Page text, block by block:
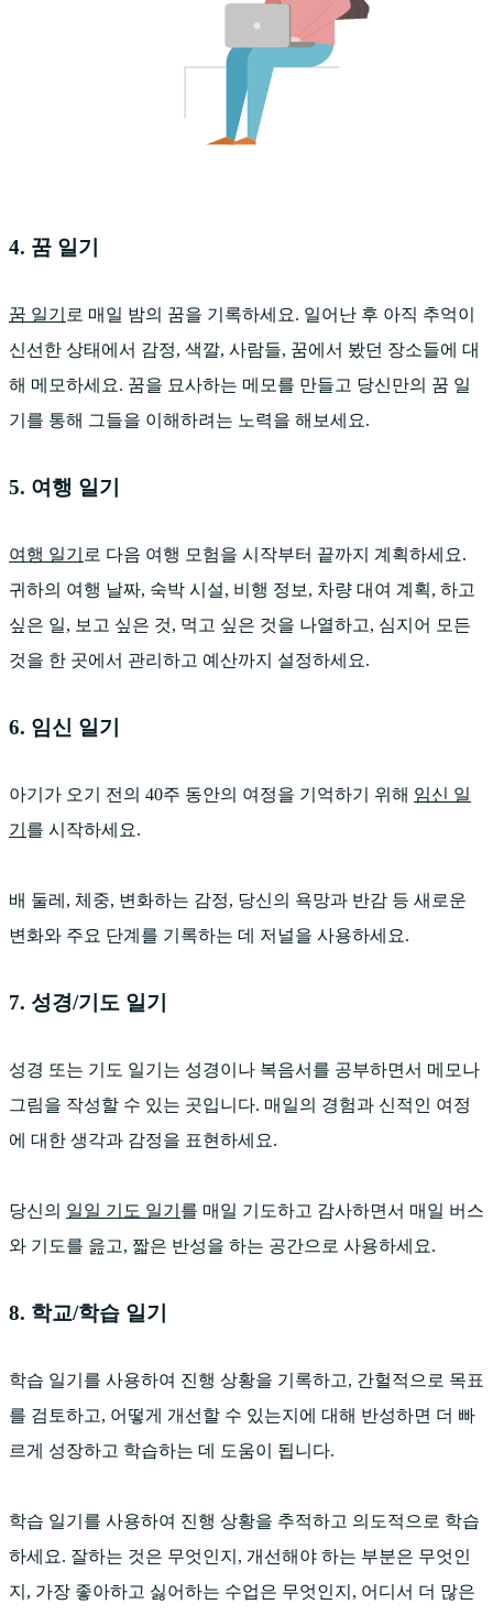
4. 꿈 일기
꿈 일기 로 매일 밤의 꿈을 기록하세요. 일어난 후 아직 추억이
신선한 상태에서 감정, 색깔, 사람들, 꿈에서 봤던 장소들에 대
해 메모하세요. 꿈을 묘사하는 메모를 만들고 당신만의 꿈 일
기를 통해 그들을 이해하려는 노력을 해보세요.
5. 여행 일기
여행 일기 로 다음 여행 모험을 시작부터 끝까지 계획하세요.
귀하의 여행 날짜, 숙박 시설, 비행 정보, 차량 대여 계획, 하고
싶은 일, 보고 싶은 것, 먹고 싶은 것을 나열하고, 심지어 모든
것을 한 곳에서 관리하고 예산까지 설정하세요.
6. 임신 일기
아기가 오기 전의 40주 동안의 여정을 기억하기 위해 임신 일
기 를 시작하세요.
배 둘레, 체중, 변화하는 감정, 당신의 욕망과 반감 등 새로운
변화와 주요 단계를 기록하는 데 저널을 사용하세요.
7. 성경/기도 일기
성경 또는 기도 일기는 성경이나 복음서를 공부하면서 메모나
그림을 작성할 수 있는 곳입니다. 매일의 경험과 신적인 여정
에 대한 생각과 감정을 표현하세요.
당신의 일일 기도 일기 를 매일 기도하고 감사하면서 매일 버스
와 기도를 읊고, 짧은 반성을 하는 공간으로 사용하세요.
8. 학교/학습 일기
학습 일기를 사용하여 진행 상황을 기록하고, 간헐적으로 목표
를 검토하고, 어떻게 개선할 수 있는지에 대해 반성하면 더 빠
르게 성장하고 학습하는 데 도움이 됩니다.
학습 일기를 사용하여 진행 상황을 추적하고 의도적으로 학습
하세요. 잘하는 것은 무엇인지, 개선해야 하는 부분은 무엇인
지, 가장 좋아하고 싫어하는 수업은 무엇인지, 어디서 더 많은